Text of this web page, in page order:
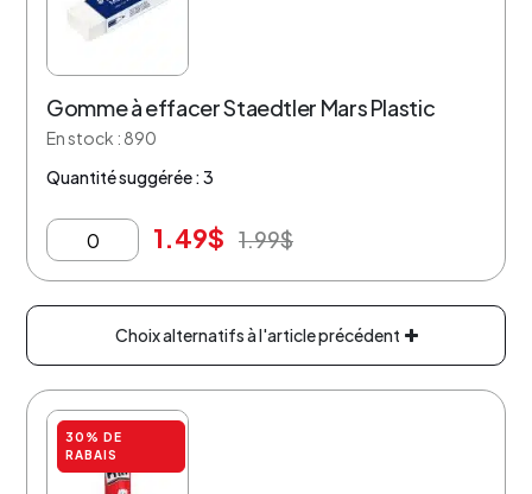
Gomme à effacer Staedtler Mars Plastic
En stock : 890
Quantité suggérée : 3
1.49$ 1.99$
Choix alternatifs à l'article précédent
30% DE
RABAIS